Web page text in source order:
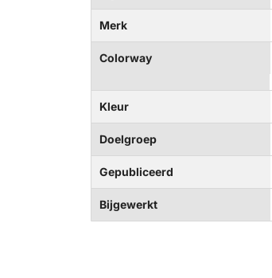
Merk
Colorway
Kleur
Doelgroep
Gepubliceerd
Bijgewerkt